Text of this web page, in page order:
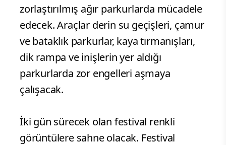
zorlaştırılmış ağır parkurlarda mücadele
edecek. Araçlar derin su geçişleri, çamur
ve bataklık parkurlar, kaya tırmanışları,
dik rampa ve inişlerin yer aldığı
parkurlarda zor engelleri aşmaya
çalışacak.
İki gün sürecek olan festival renkli
görüntülere sahne olacak. Festival